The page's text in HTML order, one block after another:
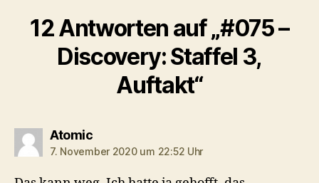
12 Antworten auf „#075 –
Discovery: Staffel 3,
Auftakt“
Atomicsagt:
7. November 2020 um 22:52 Uhr